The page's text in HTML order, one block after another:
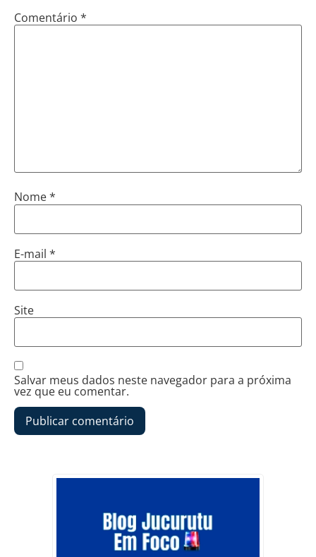
Comentário *
Nome*
E-mail *
Site
Salvar meus dados neste navegador para a próxima
vez que eu comentar.